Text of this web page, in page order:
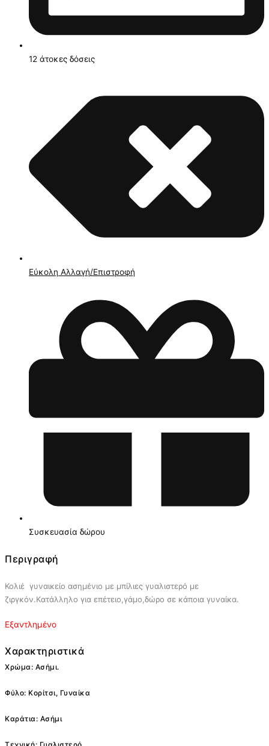
12 άτοκες δόσεις
Εύκολη Αλλαγή/Επιστροφή
Συσκευασία δώρου
Περιγραφή
Κολιέ γυναικείο ασημένιο με μπίλιες γυαλιστερό με
ζιργκόν.Kατάλληλο για επέτειο,γάμο,δώρο σε κάποια γυναίκα.
Εξαντλημένο
Χαρακτηριστικά
Χρώμα: Ασήμι.
Φύλο: Κορίτσι, Γυναίκα
Καράτια: Ασήμι